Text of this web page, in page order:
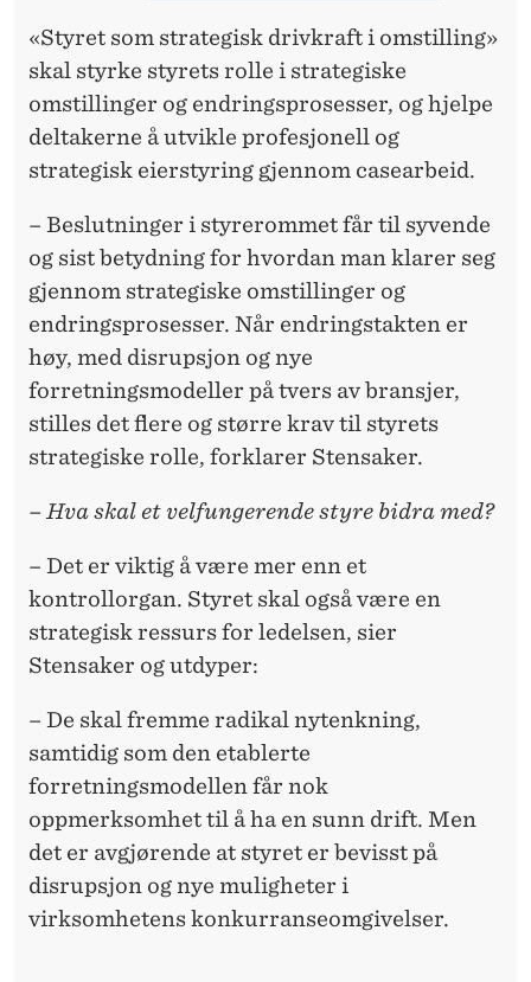
«Styret som strategisk drivkraft i omstilling»
skal styrke styrets rolle i strategiske
omstillinger og endringsprosesser, og hjelpe
deltakerne å utvikle profesjonell og
strategisk eierstyring gjennom casearbeid.
– Beslutninger i styrerommet får til syvende
og sist betydning for hvordan man klarer seg
gjennom strategiske omstillinger og
endringsprosesser. Når endringstakten er
høy, med disrupsjon og nye
forretningsmodeller på tvers av bransjer,
stilles det flere og større krav til styrets
strategiske rolle, forklarer Stensaker.
– Hva skal et velfungerende styre bidra med?
– Det er viktig å være mer enn et
kontrollorgan. Styret skal også være en
strategisk ressurs for ledelsen, sier
Stensaker og utdyper:
– De skal fremme radikal nytenkning,
samtidig som den etablerte
forretningsmodellen får nok
oppmerksomhet til å ha en sunn drift. Men
det er avgjørende at styret er bevisst på
disrupsjon og nye muligheter i
virksomhetens konkurranseomgivelser.